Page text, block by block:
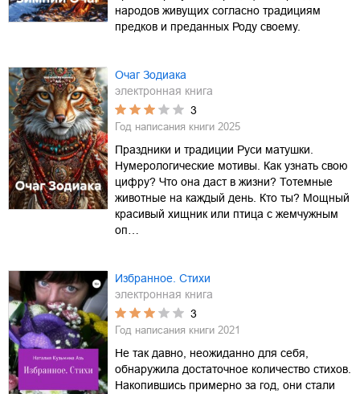
народов живущих согласно традициям
предков и преданных Роду своему.
Очаг Зодиака
электронная книга
3
Год написания книги 2025
Праздники и традиции Руси матушки.
Нумерологические мотивы. Как узнать свою
цифру? Что она даст в жизни? Тотемные
животные на каждый день. Кто ты? Мощный
красивый хищник или птица с жемчужным
оп…
Избранное. Стихи
электронная книга
3
Год написания книги 2021
Не так давно, неожиданно для себя,
обнаружила достаточное количество стихов.
Накопившись примерно за год, они стали